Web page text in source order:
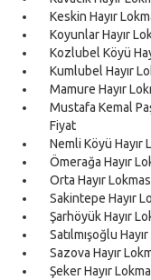
Keskin Hayır
Koyunlar Hayır
Kozlubel Köyü
Kumlubel Hayır
Mamure Hayır
Mustafa Kemal
Fiyat
Nemli Köyü Hayır
Ömerağa Hayır
Orta Hayır
Sakintepe Hayır
Şarhöyük Hayır
Satılmışoğlu
Sazova Hayır
Şeker Hayır